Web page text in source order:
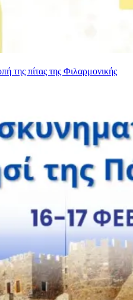
της πίτας της Φιλαρμονικής